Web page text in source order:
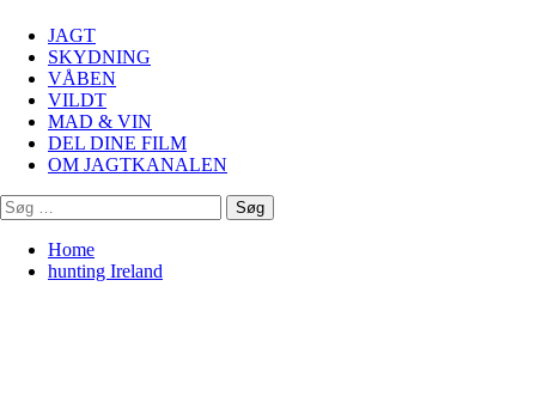
JAGT
SKYDNING
VÅBEN
VILDT
MAD & VIN
DEL DINE FILM
OM JAGTKANALEN
Søg
efter:
Home
hunting Ireland